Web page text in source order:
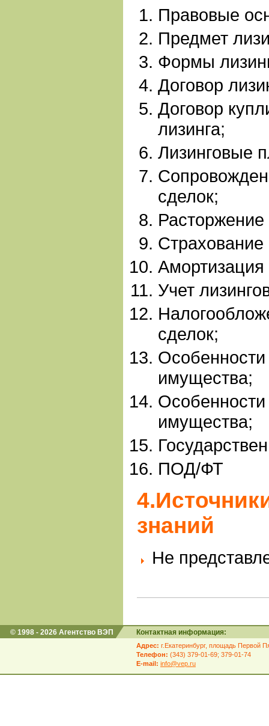
Правовые
Предмет
Формы
Договор
Договор
лизинга;
Лизинговые
сделок;
Расторжение
Страхование
Амортизация
Учет
сделок;
Особенности
имущества;
Особенности
имущества;
ПОД/ФТ
знаний
Не
© 1998 - 2026 Агентство ВЭП Контактная информация:
Адрес: г.Екатеринбург, площадь Первой
Телефон: (343) 379-01-69; 379-01-74
E-mail: info@vep.ru